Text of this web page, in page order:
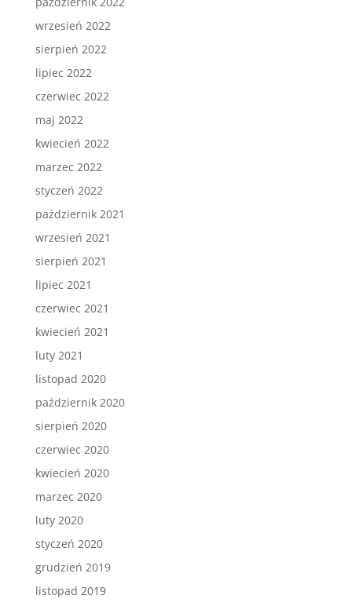
wrzesień 2022
sierpień 2022
lipiec 2022
czerwiec 2022
maj 2022
kwiecień 2022
marzec 2022
styczeń 2022
październik 2021
wrzesień 2021
sierpień 2021
lipiec 2021
czerwiec 2021
kwiecień 2021
luty 2021
listopad 2020
październik 2020
sierpień 2020
czerwiec 2020
kwiecień 2020
marzec 2020
luty 2020
styczeń 2020
grudzień 2019
listopad 2019